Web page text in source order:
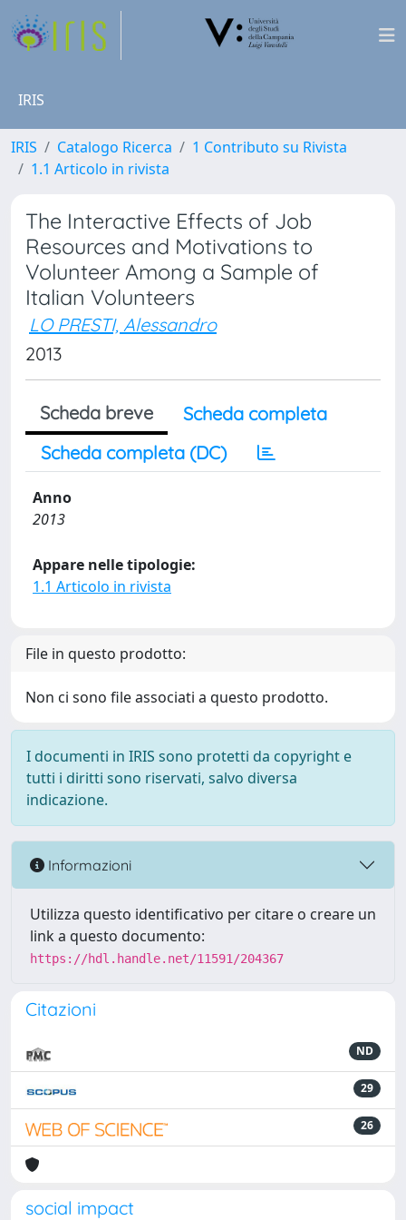
IRIS
IRIS Catalogo Ricerca
1 Contributo su Rivista
1.1 Articolo in rivista
The Interactive Effects of Job
Resources and Motivations to
Volunteer Among a Sample of
Italian Volunteers
LO PRESTI, Alessandro
2013
Scheda breve
Scheda completa
Scheda completa (DC)
Anno
2013
Appare nelle tipologie:
1.1 Articolo in rivista
File in questo prodotto:
Non ci sono file associati a questo prodotto.
I documenti in IRIS sono protetti da copyright e
tutti i diritti sono riservati, salvo diversa
indicazione.
Informazioni
Utilizza questo identificativo per citare o creare un
link a questo documento:
https://hdl.handle.net/11591/204367
Citazioni
ND
29
26
social impact